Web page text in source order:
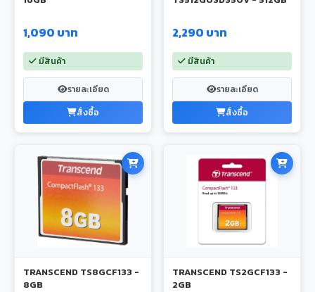
1,090 บาท
มีสินค้า
รายละเอียด
สั่งซื้อ
2,290 บาท
มีสินค้า
รายละเอียด
สั่งซื้อ
TRANSCEND TS8GCF133 -
8GB
TRANSCEND TS2GCF133 -
2GB